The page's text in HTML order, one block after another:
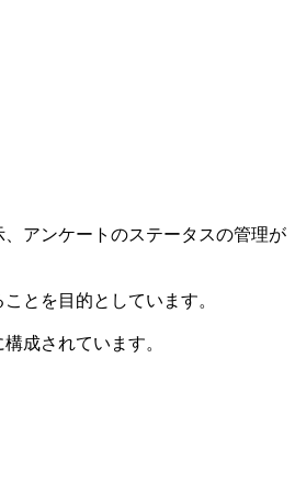
アンケートのステータスの管理が
とを目的としています。
成されています。